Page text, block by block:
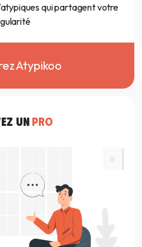
qui partagent votre
Atypikoo
UNPRO